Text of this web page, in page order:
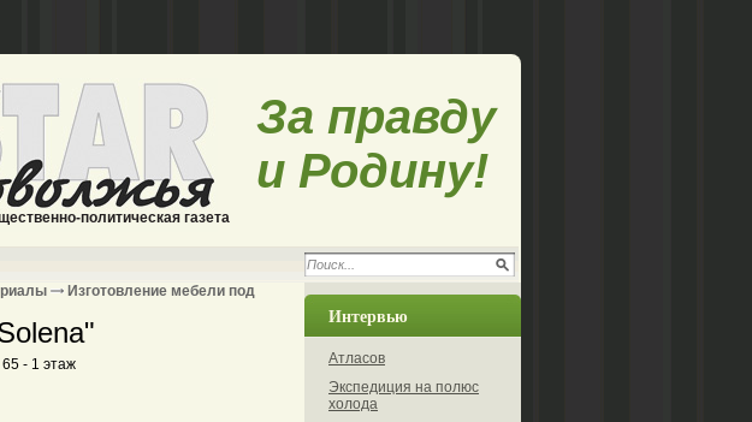
политическая газета
За правду
и Родину!
Изготовление мебели под
- 1 этаж
Интервью
Атласов
Экспедиция на полюс
холода